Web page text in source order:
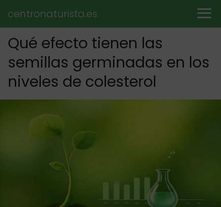
centronaturista.es
Qué efecto tienen las
semillas germinadas en los
niveles de colesterol